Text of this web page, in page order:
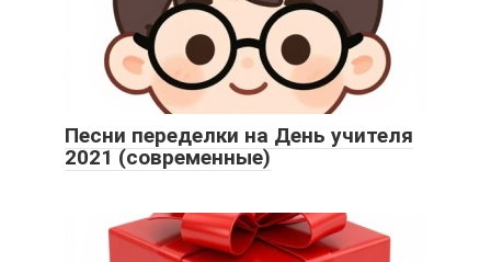
Песни переделки на День учителя
2021 (современные)